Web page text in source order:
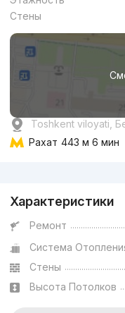
Стены
Toshkent viloyati,
Рахат 443 м 6 мин
Характеристики
Ремонт
Система
Стены
Высота Потолков